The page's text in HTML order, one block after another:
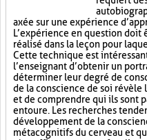
axée sur une expérience
L’expérience en question doit
réalisé dans la leçon pour
Cette technique est
l’enseignant d’obtenir un
déterminer leur degré de
de la conscience de soi révèle
et de comprendre qui ils sont
entoure. Les recherches
développement de la
métacognitifs du cerveau et